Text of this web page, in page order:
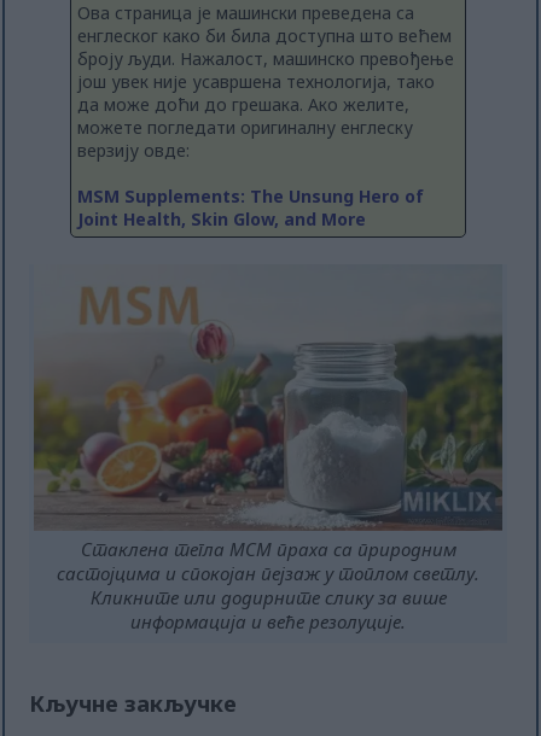
Ова страница је машински преведена са
енглеског како би била доступна што већем
броју људи. Нажалост, машинско превођење
још увек није усавршена технологија, тако
да може доћи до грешака. Ако желите,
можете погледати оригиналну енглеску
верзију овде:
MSM Supplements: The Unsung Hero of
Joint Health, Skin Glow, and More
Стаклена тегла МСМ праха са природним
састојцима и спокојан пејзаж у топлом светлу.
Кликните или додирните слику за више
информација и веће резолуције.
Кључне закључке